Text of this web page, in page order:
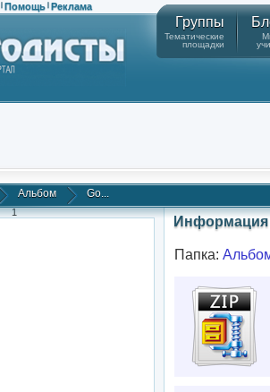
| Помощь | Реклама
Группы
Тематические
площадки
Альбом Go...
1
Информация
Папка: